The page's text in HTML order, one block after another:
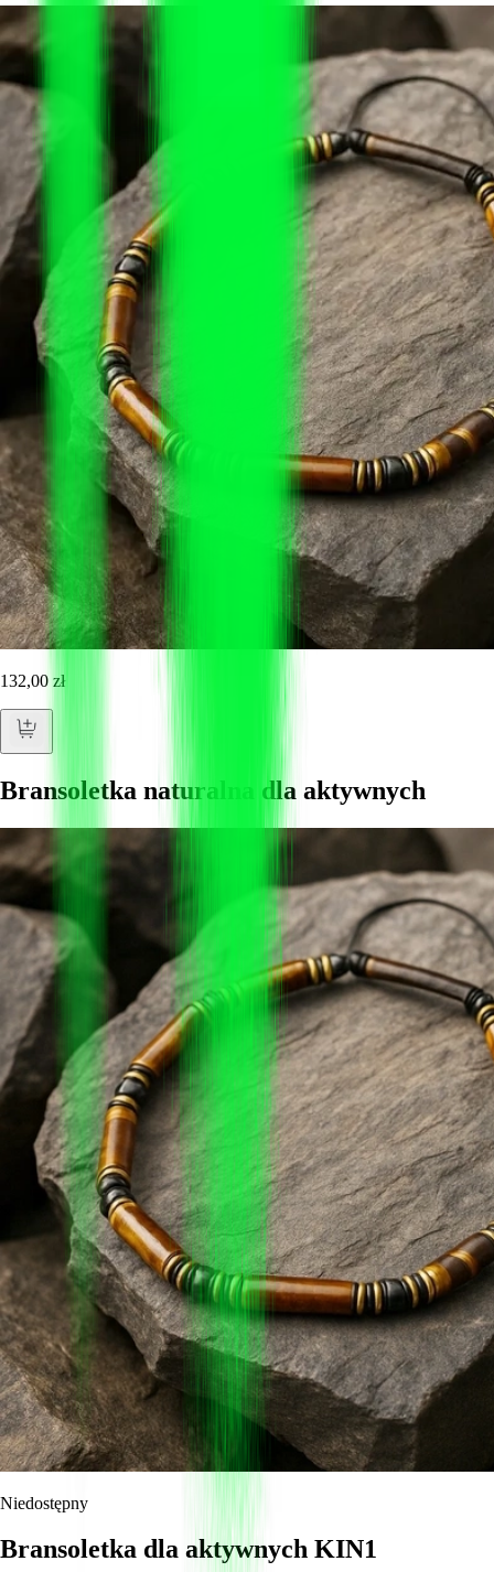
132,00 zł
Bransoletka naturalna dla aktywnych
Niedostępny
Bransoletka dla aktywnych KIN1